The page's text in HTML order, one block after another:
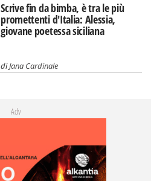
Scrive fin da bimba, è tra le più
promettenti d'Italia: Alessia,
giovane poetessa siciliana
diJana Cardinale
Adv